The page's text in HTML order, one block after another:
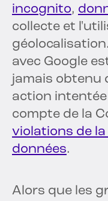
incognito,
collecte et
avec Google
jamais obtenu
action
compte de la
violations de
données.
Alors que les